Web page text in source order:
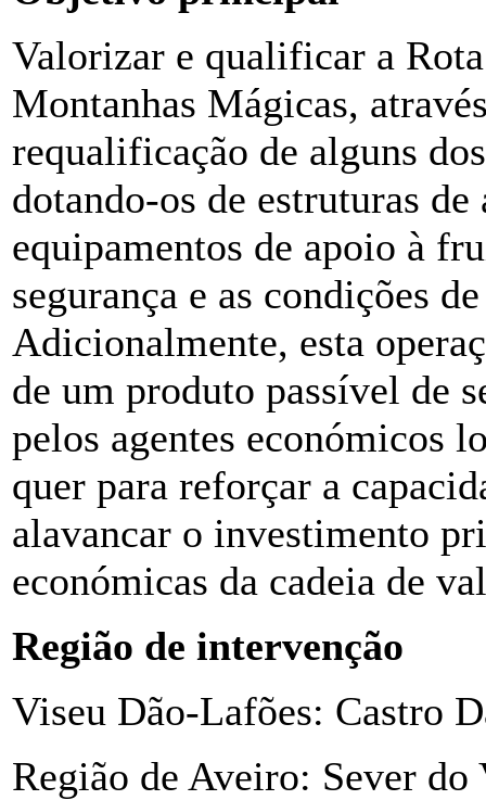
Valorizar e qualificar a
Montanhas Mágicas,
requalificação de alguns
dotando-os de estruturas
equipamentos de apoio à
segurança e as condições
Adicionalmente, esta
de um produto passível de
pelos agentes económicos
quer para reforçar a
alavancar o investimento
económicas da cadeia de
Região de intervenção
Viseu Dão-Lafões: Castro
Região de Aveiro: Sever do